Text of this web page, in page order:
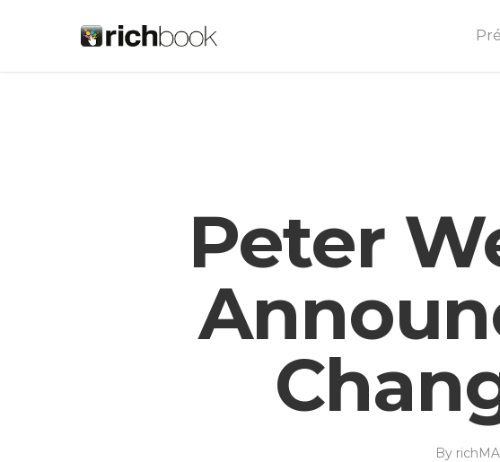
Peter
By